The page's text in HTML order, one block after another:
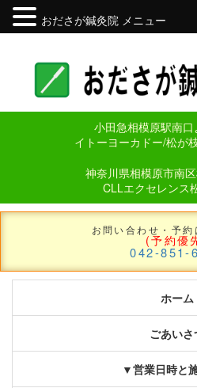
小田急相模原駅南
イトーヨーカドー/松が
神奈川県相模原市南
CLLエクセレンス
お問い合わせ・予約
(予約優
042-851-
ホーム
ごあいさ
▼営業日時と
おださが鍼灸院 メニュー